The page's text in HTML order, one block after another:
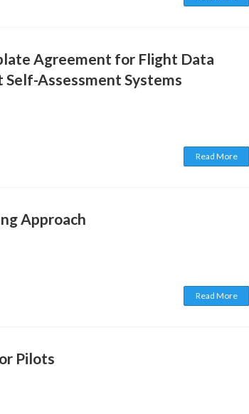
Agreement for Flight Data
Assessment Systems
Read More
Approach
Read More
Pilots